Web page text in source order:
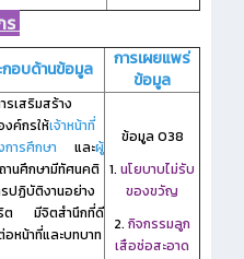
ร
อบด้านข้อมูล
การเผยแพร่
ข้อมูล
เสริมสร้าง
ค์กรให้เจ้าหน้าที่
การศึกษา และผู้
านศึกษามีทัศนคติ
รปฏิบัติงานอย่าง
ต มีจิตสำนึกที่ดี
หน้าที่และบทบาท
ข้อมูล O38
1. นโยบาบไม่รับ
ของขวัญ
2. กิจกรรมลูก
เสือช่อสะอาด